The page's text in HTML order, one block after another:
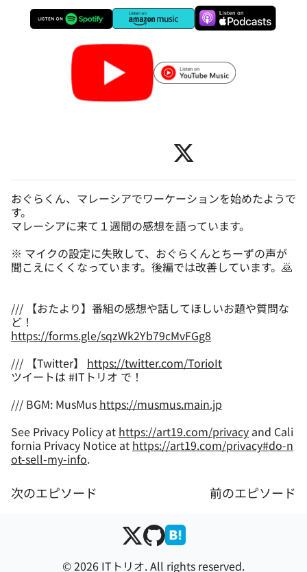
おぐらくん、マレーシアでワーケーションを始めたようで
す。
マレーシアに来て１週間の感想を語っています。
※ マイクの設定に失敗して、おぐらくんとちーずの声が
聞こえにくくなっています。後編では改善しています。🙇
/// 【おたより】番組の感想や話してほしいお題や質問な
https://forms.gle/sqzWk2Yb79cMvFGg8
/// 【Twitter】 https://twitter.com/TorioIt
ツイートは #ITトリオ で！
/// BGM: MusMus https://musmus.main.jp
See Privacy Policy at https://art19.com/privacy and Cali
fornia Privacy Notice at https://art19.com/privacy#do-n
ot-sell-my-info.
次のエピソード 前のエピソード
© 2026 ITトリオ. All rights reserved.